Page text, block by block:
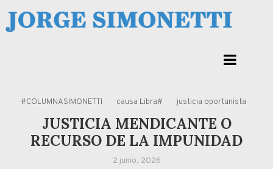
to
Jorge Eduardo Simonetti
#COLUMNASIMONETTI causa Libra# justicia oportunista
JUSTICIA MENDICANTE O
RECURSO DE LA IMPUNIDAD
2 junio, 2026